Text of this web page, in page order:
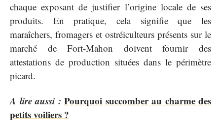
chaque exposant de justifier l’origine locale de ses
produits. En pratique, cela signifie que les
maraîchers, fromagers et ostréiculteurs présents sur le
marché de Fort-Mahon doivent fournir des
attestations de production situées dans le périmètre
picard.
A lire aussi : Pourquoi succomber au charme des
petits voiliers ?